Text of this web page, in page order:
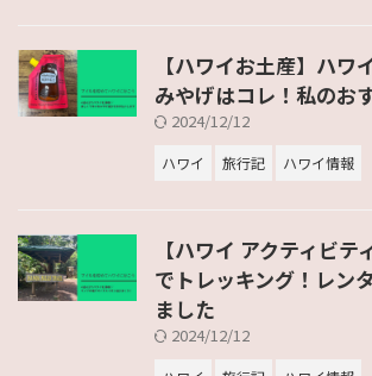
【ハワイお土産】ハワ
みやげはコレ！私のお
2024/12/12
ハワイ 旅行記 ハワイ情報
【ハワイ アクティビ
でトレッキング！レン
ました
2024/12/12